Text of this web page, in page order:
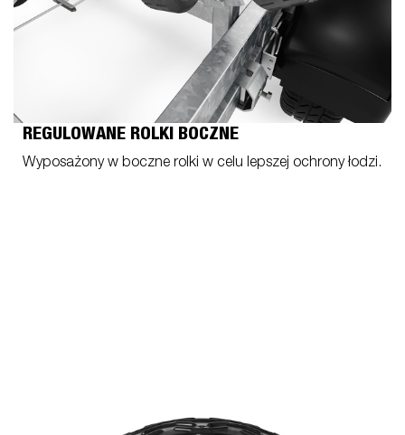
REGULOWANE ROLKI BOCZNE
Wyposażony w boczne rolki w celu lepszej ochrony łodzi.